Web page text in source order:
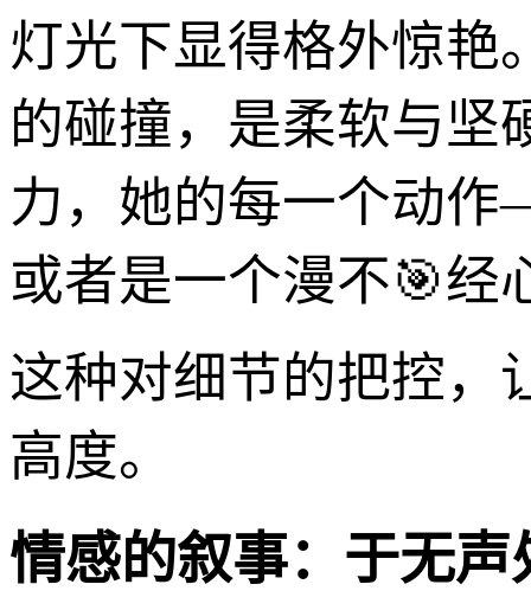
灯光下显得格外惊艳
的碰撞，是柔软与坚
力，她的每一个动
或者是一个漫不🎯经
这种对细节的把控，
高度。
情感的叙事：于无声